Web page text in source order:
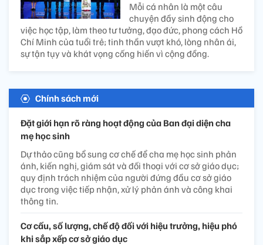
Mỗi cá nhân là một câu
chuyện đầy sinh động cho
việc học tập, làm theo tư tưởng, đạo đức, phong cách Hồ
Chí Minh của tuổi trẻ; tinh thần vượt khó, lòng nhân ái,
sự tận tụy và khát vọng cống hiến vì cộng đồng.
Chính sách mới
Đặt giới hạn rõ ràng hoạt động của Ban đại diện cha
mẹ học sinh
Dự thảo cũng bổ sung cơ chế để cha mẹ học sinh phản
ánh, kiến nghị, giám sát và đối thoại với cơ sở giáo dục;
quy định trách nhiệm của người đứng đầu cơ sở giáo
dục trong việc tiếp nhận, xử lý phản ánh và công khai
thông tin.
Cơ cấu, số lượng, chế độ đối với hiệu trưởng, hiệu phó
khi sắp xếp cơ sở giáo dục